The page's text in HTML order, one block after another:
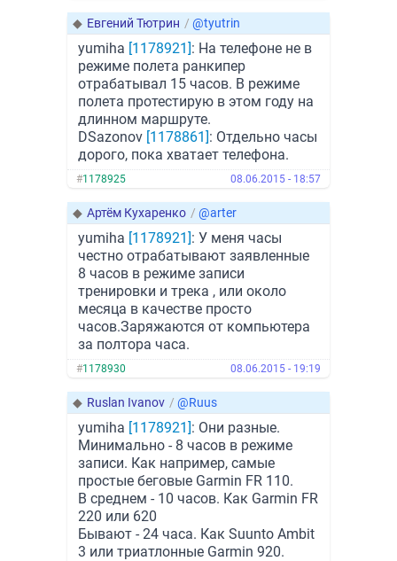
◆ Евгений Тютрин / @tyutrin
yumiha [1178921]: На телефоне не в
режиме полета ранкипер
отрабатывал 15 часов. В режиме
полета протестирую в этом году на
длинном маршруте.
DSazonov [1178861]: Отдельно часы
дорого, пока хватает телефона.
#1178925 08.06.2015 - 18:57
◆ Артём Кухаренко / @arter
yumiha [1178921]: У меня часы
честно отрабатывают заявленные
8 часов в режиме записи
тренировки и трека , или около
месяца в качестве просто
часов.Заряжаются от компьютера
за полтора часа.
#1178930 08.06.2015 - 19:19
◆ Ruslan Ivanov / @Ruus
yumiha [1178921]: Они разные.
Минимально - 8 часов в режиме
записи. Как например, самые
простые беговые Garmin FR 110.
В среднем - 10 часов. Как Garmin FR
220 или 620
Бывают - 24 часа. Как Suunto Ambit
3 или триатлонные Garmin 920.